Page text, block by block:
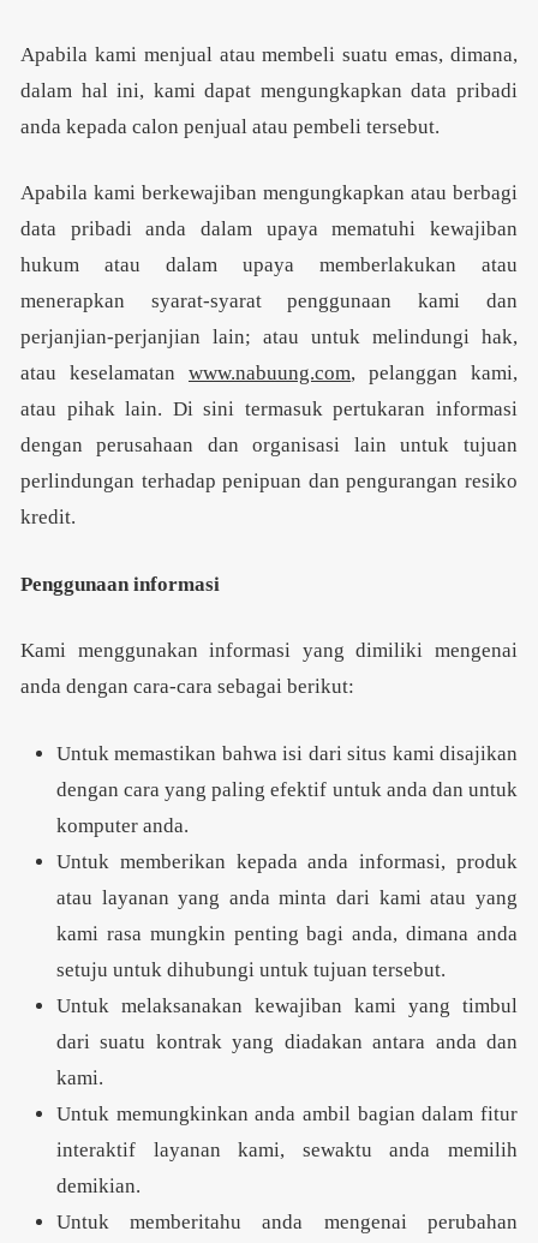
Apabila kami menjual atau membeli suatu emas, dimana,
dalam hal ini, kami dapat mengungkapkan data pribadi
anda kepada calon penjual atau pembeli tersebut.
Apabila kami berkewajiban mengungkapkan atau berbagi
data pribadi anda dalam upaya mematuhi kewajiban
hukum atau dalam upaya memberlakukan atau
menerapkan syarat-syarat penggunaan kami dan
perjanjian-perjanjian lain; atau untuk melindungi hak,
atau keselamatan www.nabuung.com, pelanggan kami,
atau pihak lain. Di sini termasuk pertukaran informasi
dengan perusahaan dan organisasi lain untuk tujuan
perlindungan terhadap penipuan dan pengurangan resiko
kredit.
Penggunaan informasi
Kami menggunakan informasi yang dimiliki mengenai
anda dengan cara-cara sebagai berikut:
Untuk memastikan bahwa isi dari situs kami disajikan
dengan cara yang paling efektif untuk anda dan untuk
komputer anda.
Untuk memberikan kepada anda informasi, produk
atau layanan yang anda minta dari kami atau yang
kami rasa mungkin penting bagi anda, dimana anda
setuju untuk dihubungi untuk tujuan tersebut.
Untuk melaksanakan kewajiban kami yang timbul
dari suatu kontrak yang diadakan antara anda dan
kami.
Untuk memungkinkan anda ambil bagian dalam fitur
interaktif layanan kami, sewaktu anda memilih
demikian.
Untuk memberitahu anda mengenai perubahan